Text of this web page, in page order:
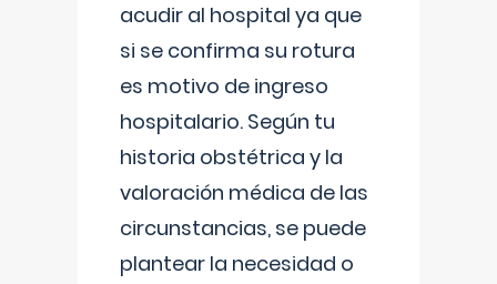
acudir al hospital ya que
si se confirma su rotura
es motivo de ingreso
hospitalario. Según tu
historia obstétrica y la
valoración médica de las
circunstancias, se puede
plantear la necesidad o